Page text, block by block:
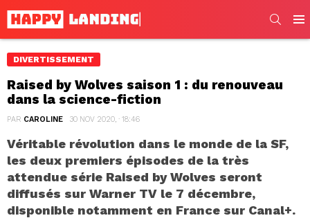
DIVERTISSEMENT
Raised by Wolves saison 1 : du renouveau
dans la science-fiction
PAR CAROLINE 30 NOV 2020, · 18:46
Véritable révolution dans le monde de la SF,
les deux premiers épisodes de la très
attendue série Raised by Wolves seront
diffusés sur Warner TV le 7 décembre,
disponible notamment en France sur Canal+.